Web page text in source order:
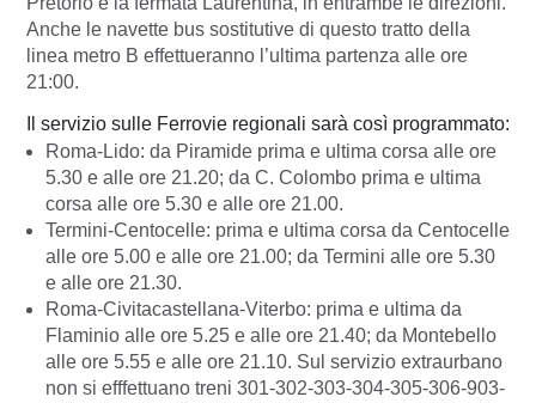
Anche le navette bus sostitutive di questo tratto della
linea metro B effettueranno l’ultima partenza alle ore
21:00.
Il servizio sulle Ferrovie regionali sarà così programmato:
Roma-Lido: da Piramide prima e ultima corsa alle ore
5.30 e alle ore 21.20; da C. Colombo prima e ultima
corsa alle ore 5.30 e alle ore 21.00.
Termini-Centocelle: prima e ultima corsa da Centocelle
alle ore 5.00 e alle ore 21.00; da Termini alle ore 5.30
e alle ore 21.30.
Roma-Civitacastellana-Viterbo: prima e ultima da
Flaminio alle ore 5.25 e alle ore 21.40; da Montebello
alle ore 5.55 e alle ore 21.10. Sul servizio extraurbano
non si efffettuano treni 301-302-303-304-305-306-903-